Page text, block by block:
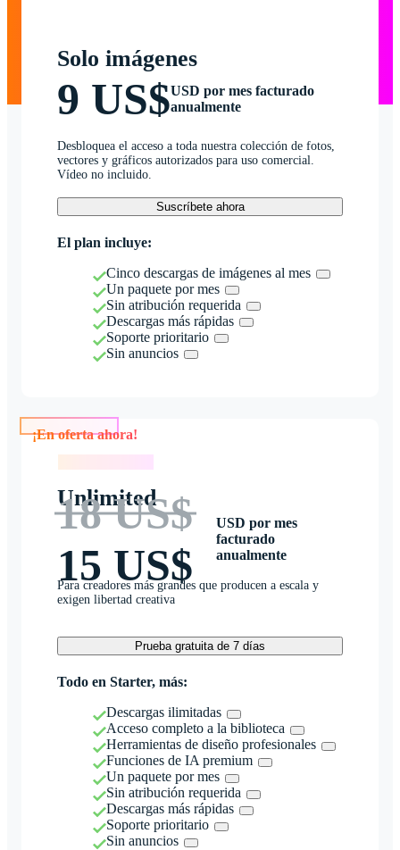
Solo imágenes
9 US$USD por mes facturado
anualmente
Desbloquea el acceso a toda nuestra colección de fotos,
vectores y gráficos autorizados para uso comercial.
Vídeo no incluido.
Suscríbete ahora
El plan incluye:
Cinco descargas de imágenes al mes
Un paquete por mes
Sin atribución requerida
Descargas más rápidas
Soporte prioritario
Sin anuncios
Unlimited
18 US$
15 US$
USD por mes
facturado
anualmente
Para creadores más grandes que producen a escala y
exigen libertad creativa
Prueba gratuita de 7 días
Todo en Starter, más:
Descargas ilimitadas
Acceso completo a la biblioteca
Herramientas de diseño profesionales
Funciones de IA premium
Un paquete por mes
Sin atribución requerida
Descargas más rápidas
Soporte prioritario
Sin anuncios